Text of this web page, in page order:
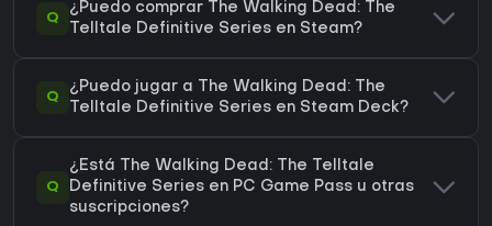
Q
¿Puedo comprar The Walking Dead: The
Telltale Definitive Series en Steam?
Q
¿Puedo jugar a The Walking Dead: The
Telltale Definitive Series en Steam Deck?
Q
¿Está The Walking Dead: The Telltale
Definitive Series en PC Game Pass u otras
suscripciones?